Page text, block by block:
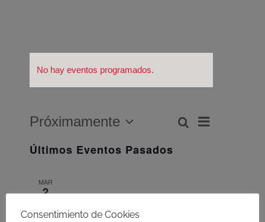
No hay eventos programados.
Navegación
Buscar
Próximamente
fecha.
Últimos Eventos Pasados
MAR
2
Consentimiento de Cookies